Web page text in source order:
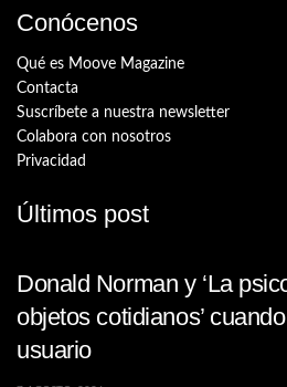
Conócenos
Qué es Moove Magazine
Contacta
Suscríbete a nuestra newsletter
Colabora con nosotros
Privacidad
Últimos post
Donald Norman y ‘La
objetos cotidianos’
usuario